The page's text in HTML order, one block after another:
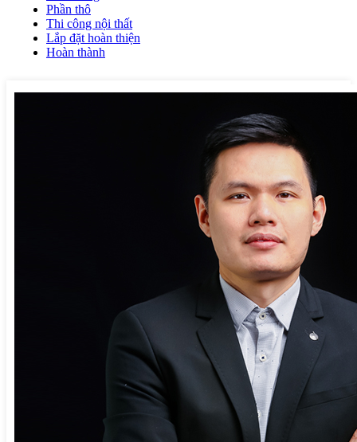
Phần thô
Thi công nội thất
Lắp đặt hoàn thiện
Hoàn thành